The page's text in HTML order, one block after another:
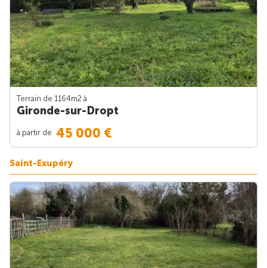
Terrain de 1164m2 à
Gironde-sur-Dropt
à partir de 45 000 €
Saint-Exupéry